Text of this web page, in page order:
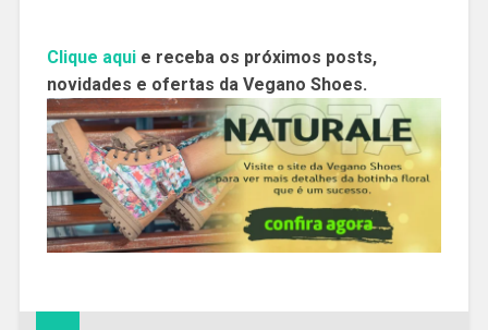
Clique aquie receba os próximos posts,
novidades e ofertas da Vegano Shoes.